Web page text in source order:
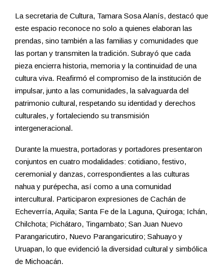
La secretaria de Cultura, Tamara Sosa Alanís, destacó que
este espacio reconoce no solo a quienes elaboran las
prendas, sino también a las familias y comunidades que
las portan y transmiten la tradición. Subrayó que cada
pieza encierra historia, memoria y la continuidad de una
cultura viva. Reafirmó el compromiso de la institución de
impulsar, junto a las comunidades, la salvaguarda del
patrimonio cultural, respetando su identidad y derechos
culturales, y fortaleciendo su transmisión
intergeneracional.
Durante la muestra, portadoras y portadores presentaron
conjuntos en cuatro modalidades: cotidiano, festivo,
ceremonial y danzas, correspondientes a las culturas
nahua y purépecha, así como a una comunidad
intercultural. Participaron expresiones de Cachán de
Echeverría, Aquila; Santa Fe de la Laguna, Quiroga; Ichán,
Chilchota; Pichátaro, Tingambato; San Juan Nuevo
Parangaricutiro, Nuevo Parangaricutiro; Sahuayo y
Uruapan, lo que evidenció la diversidad cultural y simbólica
de Michoacán.